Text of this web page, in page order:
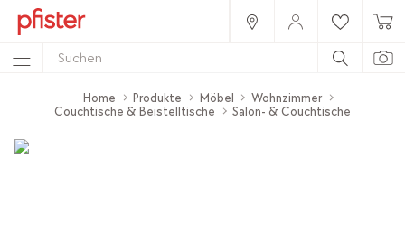
Home Produkte Möbel
Wohnzimmer
Couchtische & Beistelltische
Salon- & Couchtische